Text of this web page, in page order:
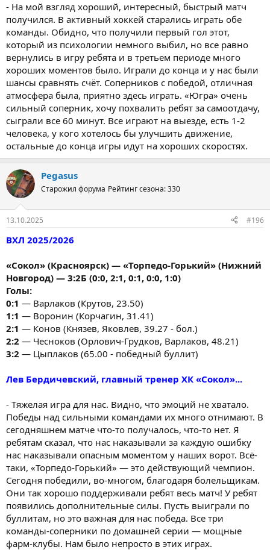
- На мой взгляд хороший, интересный, быстрый матч
получился. В активный хоккей старались играть обе
команды. Обидно, что получили первый гол этот,
который из психологии немного выбил, но все равно
вернулись в игру ребята и в третьем периоде много
хороших моментов было. Играли до конца и у нас были
шансы сравнять счёт. Соперников с победой, отличная
атмосфера была, приятно здесь играть. «Югра» очень
сильный соперник, хочу похвалить ребят за самоотдачу,
сыграли все 60 минут. Все играют на выезде, есть 1-2
человека, у кого хотелось бы улучшить движение,
остальные до конца игры идут на хороших скоростях.
Pegasus
Старожил форума Рейтинг сезона: 330
13.10.2025 #196
ВХЛ 2025/2026
«Сокол» (Красноярск) — «Торпедо-Горький» (Нижний
Новгород) — 3:2Б (0:0, 2:1, 0:1, 0:0, 1:0)
Голы:
0:1 — Варлаков (Крутов, 23.50)
1:1 — Воронин (Корчагин, 31.41)
2:1 — Конов (Князев, Яковлев, 39.27 - бол.)
2:2 — Чесноков (Орлович-Грудков, Варлаков, 48.21)
3:2 — Цыплаков (65.00 - победный буллит)
Лев Бердичевский, главный тренер ХК «Сокол»...
- Тяжелая игра для нас. Видно, что эмоций не хватало.
Победы над сильными командами их много отнимают. В
сегодняшнем матче что-то получалось, что-то нет. Я
ребятам сказал, что нас наказывали за каждую ошибку
нас наказывали опасным моментом у наших ворот. Всё-
таки, «Торпедо-Горький» — это действующий чемпион.
Сегодня победили, во-многом, благодаря болельщикам.
Они так хорошо поддерживали ребят весь матч! У ребят
появились дополнительные силы. Пусть выиграли по
буллитам, но это важная для нас победа. Все три
команды-соперники по домашней серии — мощные
фарм-клубы. Нам было непросто в этих играх.